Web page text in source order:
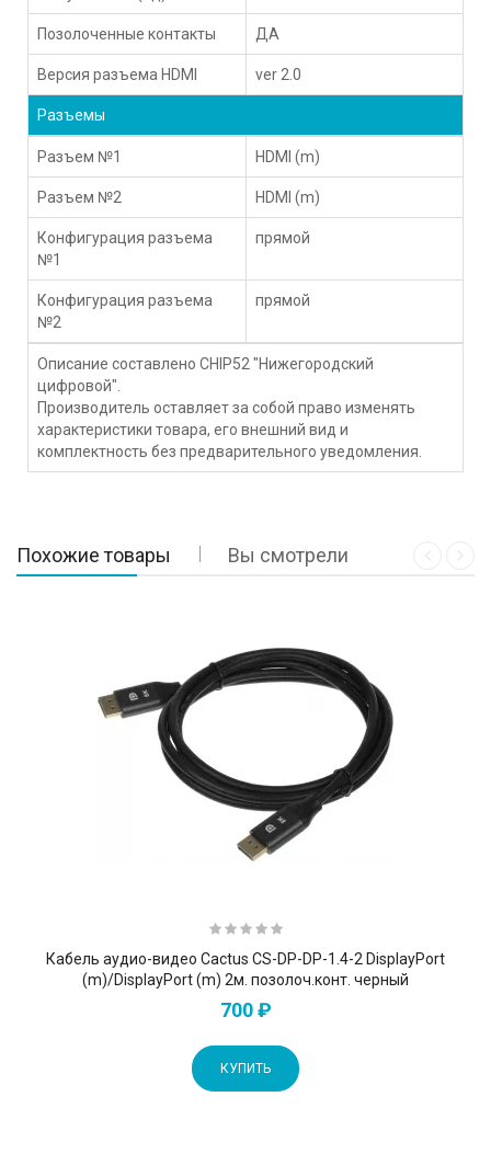
Позолоченные контакты ДА
Версия разъема HDMI ver 2.0
Разъемы
Разъем №1 HDMI (m)
Разъем №2 HDMI (m)
Конфигурация разъема
№1
прямой
Конфигурация разъема
№2
прямой
Описание составлено CHIP52 "Нижегородский
цифровой".
Производитель оставляет за собой право изменять
характеристики товара, его внешний вид и
комплектность без предварительного уведомления.
Похожие товары Вы смотрели
Кабель аудио-видео Cactus CS-DP-DP-1.4-2 DisplayPort
(m)/DisplayPort (m) 2м. позолоч.конт. черный
700 ₽
КУПИТЬ